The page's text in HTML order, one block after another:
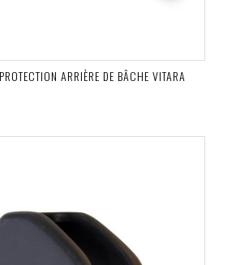
ARRIÈRE DE BÂCHE VITARA